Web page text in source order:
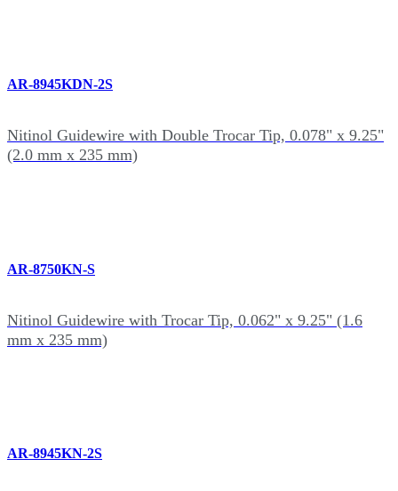
AR-8945KDN-2S
Nitinol Guidewire with Double Trocar Tip, 0.078" x 9.25"
(2.0 mm x 235 mm)
AR-8750KN-S
Nitinol Guidewire with Trocar Tip, 0.062" x 9.25" (1.6
mm x 235 mm)
AR-8945KN-2S